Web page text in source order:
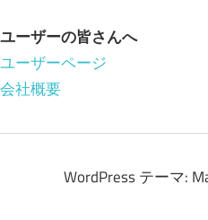
別
ア
ー
イ
ユーザーの皆さんへ
ユーザーページ
会社概要
WordPress テーマ: